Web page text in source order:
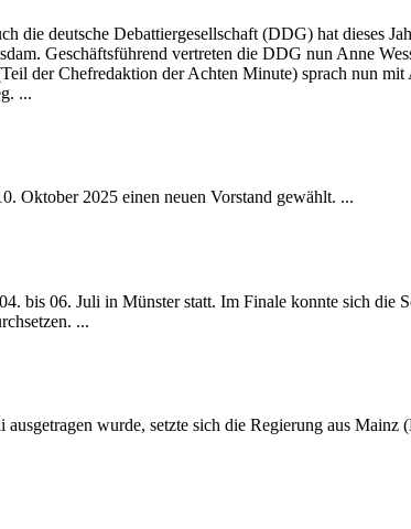
die deutsche Debattiergesellschaft (DDG) hat dieses
Geschäftsführend vertreten die DDG nun Anne
der Chefredaktion der Achten Minute) sprach nun mit
...
Oktober 2025 einen neuen Vorstand gewählt. ...
bis 06. Juli in Münster statt. Im Finale konnte sich die
...
wurde, setzte sich die Regierung aus Mainz